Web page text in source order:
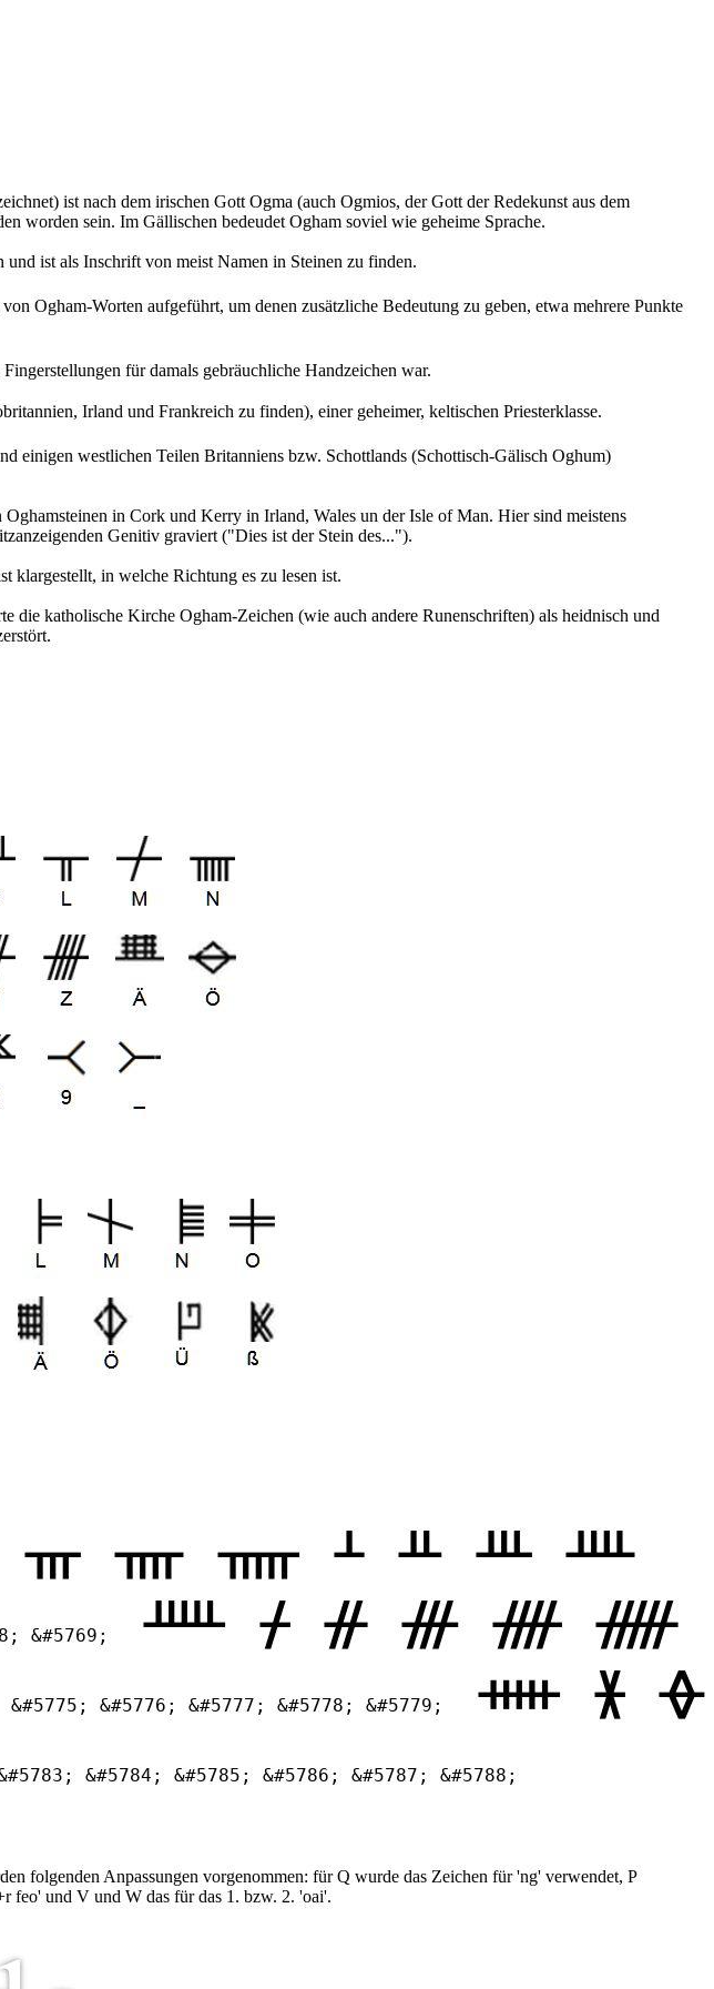
ist nach dem irischen Gott Ogma (auch Ogmios, der Gott der Redekunst aus dem
worden sein. Im Gällischen bedeudet Ogham soviel wie geheime Sprache.
ist als Inschrift von meist Namen in Steinen zu finden.
Ogham-Worten aufgeführt, um denen zusätzliche Bedeutung zu geben, etwa mehrere Punkte
für damals gebräuchliche Handzeichen war.
Irland und Frankreich zu finden), einer geheimer, keltischen Priesterklasse.
einigen westlichen Teilen Britanniens bzw. Schottlands (Schottisch-Gälisch Oghum)
in Cork und Kerry in Irland, Wales un der Isle of Man. Hier sind meistens
Genitiv graviert ("Dies ist der Stein des...").
klargestellt, in welche Richtung es zu lesen ist.
die katholische Kirche Ogham-Zeichen (wie auch andere Runenschriften) als heidnisch und
ᚄ ᚅ ᚆ ᚇ ᚈ ᚉ
&#5769;
ᚊ ᚋ ᚌ ᚍ ᚎ ᚏ
&#5776; &#5777; &#5778; &#5779;
ᚔ ᚕ ᚖ
&#5784; &#5785; &#5786; &#5787; &#5788;
folgenden Anpassungen vorgenommen: für Q wurde das Zeichen für 'ng' verwendet, P
feo' und V und W das für das 1. bzw. 2. 'oai'.